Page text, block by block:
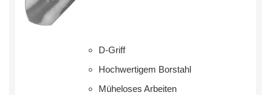
D-Griff
Hochwertigem Borstahl
Müheloses Arbeiten